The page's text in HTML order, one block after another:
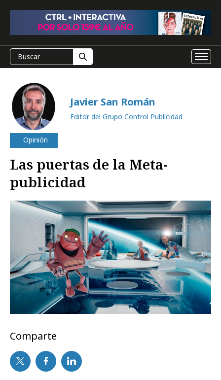
Javier San Román
Editor del Grupo Control Publicidad
Opinión
Las puertas de la Meta-
publicidad
Comparte